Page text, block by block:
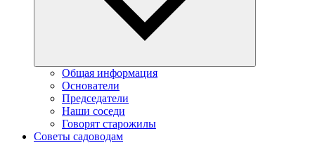
Общая информация
Основатели
Председатели
Наши соседи
Говорят старожилы
Советы садоводам